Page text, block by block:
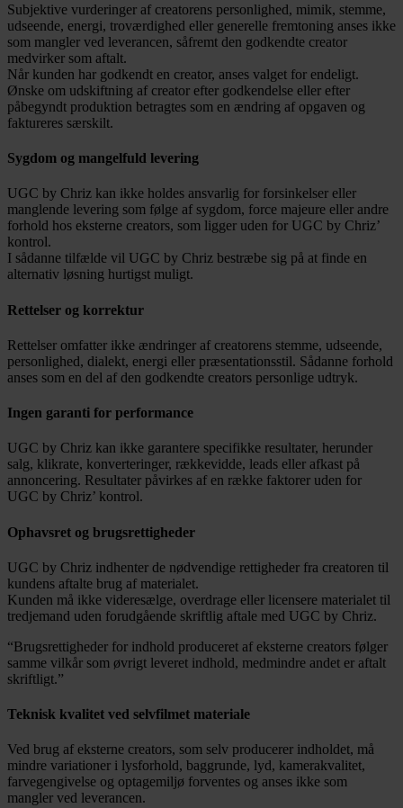
Subjektive vurderinger af creatorens personlighed, mimik, stemme,
udseende, energi, troværdighed eller generelle fremtoning anses ikke
som mangler ved leverancen, såfremt den godkendte creator
medvirker som aftalt.
Når kunden har godkendt en creator, anses valget for endeligt.
Ønske om udskiftning af creator efter godkendelse eller efter
påbegyndt produktion betragtes som en ændring af opgaven og
faktureres særskilt.
Sygdom og mangelfuld levering
UGC by Chriz kan ikke holdes ansvarlig for forsinkelser eller
manglende levering som følge af sygdom, force majeure eller andre
forhold hos eksterne creators, som ligger uden for UGC by Chriz’
kontrol.
I sådanne tilfælde vil UGC by Chriz bestræbe sig på at finde en
alternativ løsning hurtigst muligt.
Rettelser og korrektur
Rettelser omfatter ikke ændringer af creatorens stemme, udseende,
personlighed, dialekt, energi eller præsentationsstil. Sådanne forhold
anses som en del af den godkendte creators personlige udtryk.
Ingen garanti for performance
UGC by Chriz kan ikke garantere specifikke resultater, herunder
salg, klikrate, konverteringer, rækkevidde, leads eller afkast på
annoncering. Resultater påvirkes af en række faktorer uden for
UGC by Chriz’ kontrol.
Ophavsret og brugsrettigheder
UGC by Chriz indhenter de nødvendige rettigheder fra creatoren til
kundens aftalte brug af materialet.
Kunden må ikke videresælge, overdrage eller licensere materialet til
tredjemand uden forudgående skriftlig aftale med UGC by Chriz.
“Brugsrettigheder for indhold produceret af eksterne creators følger
samme vilkår som øvrigt leveret indhold, medmindre andet er aftalt
skriftligt.”
Teknisk kvalitet ved selvfilmet materiale
Ved brug af eksterne creators, som selv producerer indholdet, må
mindre variationer i lysforhold, baggrunde, lyd, kamerakvalitet,
farvegengivelse og optagemiljø forventes og anses ikke som
mangler ved leverancen.